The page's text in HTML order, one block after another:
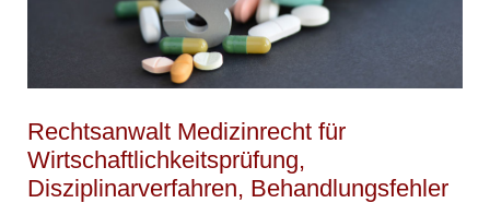
Rechtsanwalt Medizinrecht für
Wirtschaftlichkeitsprüfung,
Disziplinarverfahren, Behandlungsfehler